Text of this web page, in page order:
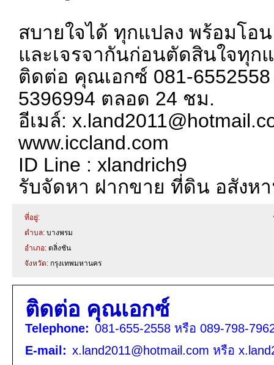
สบายใจได้ ทุกแปลง พร้อมโอ
และเจรจากันก่อนตัดสินใจทุก
ติดต่อ คุณเอกซ์ 081-6552558
5396994 ตลอด 24 ชม.
อีเมล์:
www.iccland.com
ID Line : xlandrich9
รับจัดหา ฝากขาย ที่ดิน อสังห
ที่อยู่:
ตำบล: บางพรม
อำเภอ: ตลิ่งชัน
จังหวัด: กรุงเทพมหานคร
ติดต่อ คุณเอกซ์
Telephone: 081-655-2558 หรือ 089-798-
E-mail: x.land2011@hotmail.com หรือ